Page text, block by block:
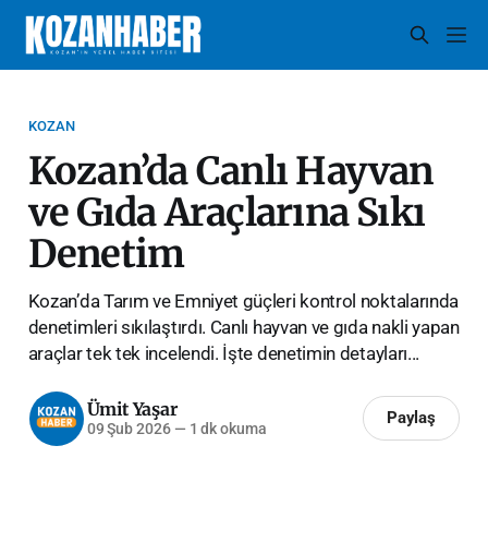
KOZAN
Kozan’da Canlı Hayvan
ve Gıda Araçlarına Sıkı
Denetim
Kozan’da Tarım ve Emniyet güçleri kontrol noktalarında
denetimleri sıkılaştırdı. Canlı hayvan ve gıda nakli yapan
araçlar tek tek incelendi. İşte denetimin detayları...
Ümit Yaşar
09 Şub 2026 — 1 dk okuma
Paylaş